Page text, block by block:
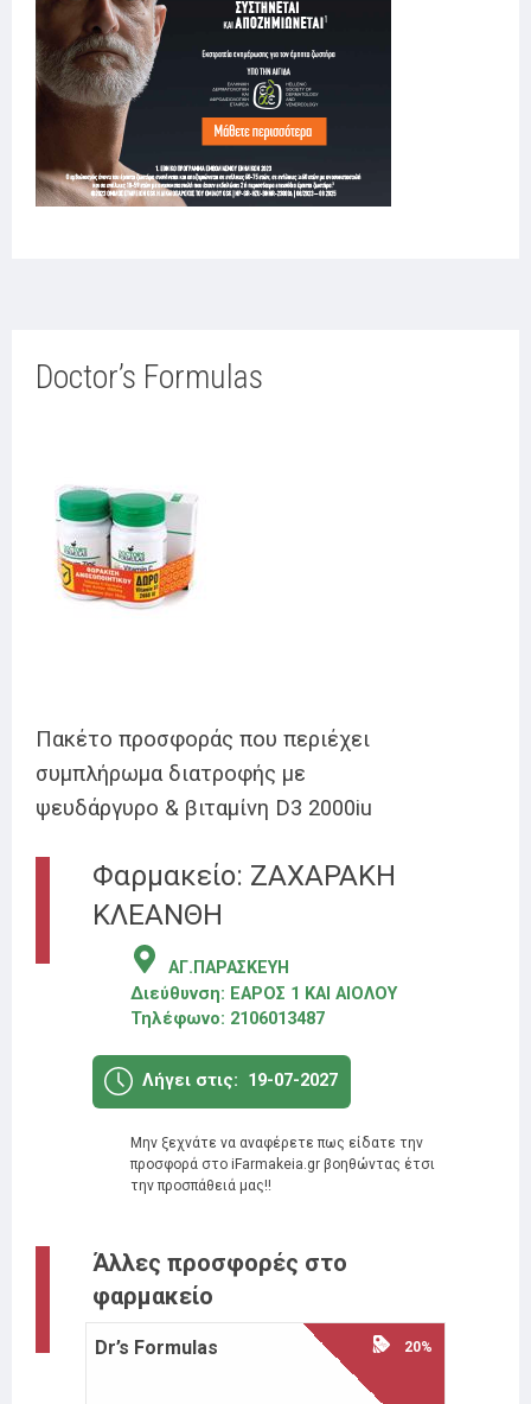
Doctor’s Formulas
Πακέτο προσφοράς που περιέχει
συμπλήρωμα διατροφής με
ψευδάργυρο & βιταμίνη D3 2000iu
Φαρμακείο: ΖΑΧΑΡΑΚΗ
ΚΛΕΑΝΘΗ
ΑΓ.ΠΑΡΑΣΚΕΥΗ
Διεύθυνση: ΕΑΡΟΣ 1 ΚΑΙ ΑΙΟΛΟΥ
Τηλέφωνο: 2106013487
Λήγει στις: 19-07-2027
Μην ξεχνάτε να αναφέρετε πως είδατε την
προσφορά στο iFarmakeia.gr βοηθώντας έτσι
την προσπάθειά μας!!
Άλλες προσφορές στο
φαρμακείο
Dr’s Formulas 20%